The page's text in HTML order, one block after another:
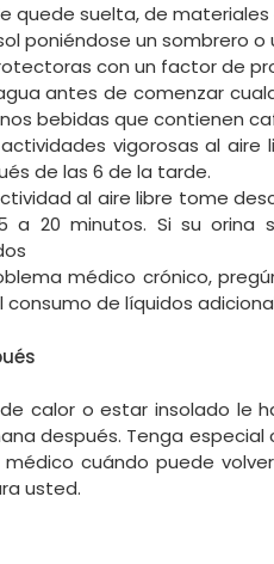
quede suelta, de
poniéndose un sombrero o
con un factor de
antes de comenzar
bebidas que contienen
vigorosas al
de las 6 de la tarde.
al aire libre tome
a 20 minutos. Si su
médico crónico,
consumo de líquidos
calor o estar insolado le
después. Tenga
médico cuándo puede
usted.